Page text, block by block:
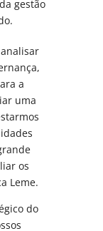
gestão
a
uma
os
Leme.
do